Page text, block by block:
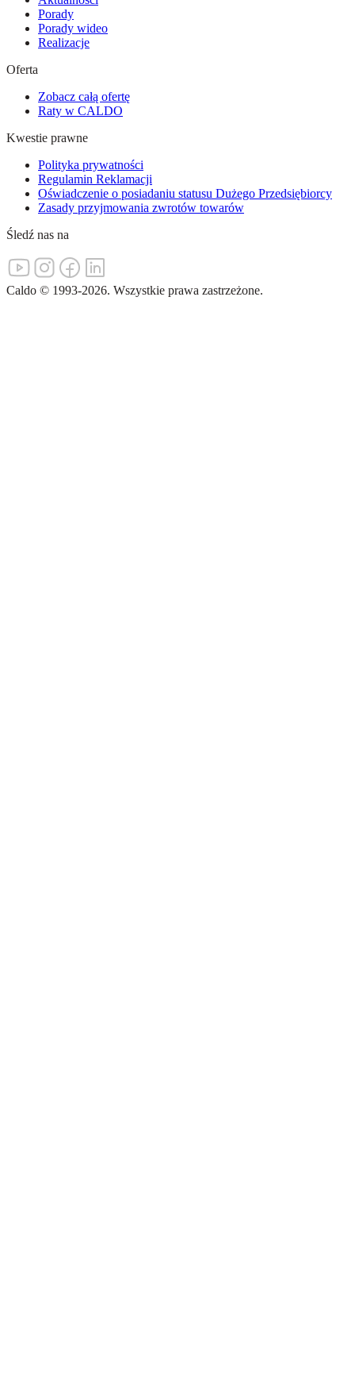
Porady
Porady wideo
Realizacje
Oferta
Zobacz całą ofertę
Raty w CALDO
Kwestie prawne
Polityka prywatności
Regulamin Reklamacji
Oświadczenie o posiadaniu statusu Dużego Przedsiębiorcy
Zasady przyjmowania zwrotów towarów
Śledź nas na
Caldo © 1993-2026. Wszystkie prawa zastrzeżone.